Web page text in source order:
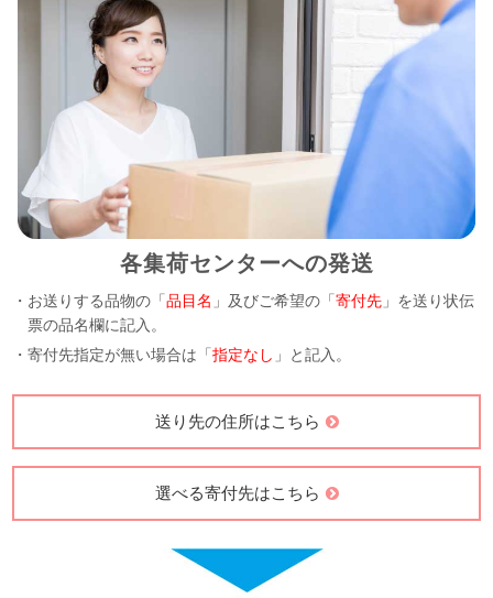
各集荷センターへの発送
・お送りする品物の「品目名 」及びご希望の「寄付先 」を送り状伝
票の品名欄に記入。
・寄付先指定が無い場合は「指定なし 」と記入。
送り先の住所はこちら
選べる寄付先はこちら